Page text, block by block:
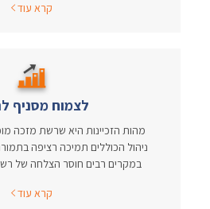
קרא עוד
לצמוח מסניף
מהות הזכיינות היא שרשת מזכה
ניהול הכוללים תמיכה רציפה
במקרים רבים חוסר הצלחה של
קרא עוד